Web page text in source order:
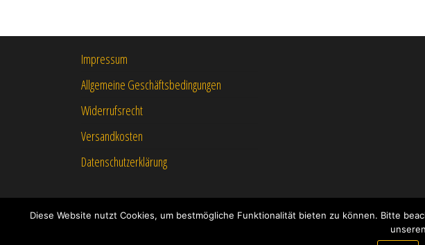
Impressum
Allgemeine Geschäftsbedingungen
Widerrufsrecht
Versandkosten
Datenschutzerklärung
Stolz präsentiert von
Diese Website nutzt Cookies, um bestmögliche Funktionalität bieten zu können. Bitte